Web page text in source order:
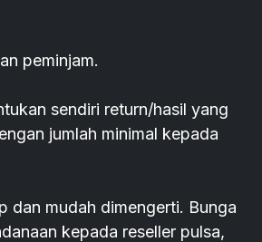
peminjam.
sendiri return/hasil yang
jumlah minimal kepada
dan mudah dimengerti. Bunga
kepada reseller pulsa,